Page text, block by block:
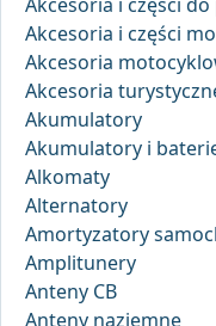
Akcesoria i części
Akcesoria
Akcesoria
Akumulatory
Akumulatory i
Alkomaty
Alternatory
Amortyzatory
Amplitunery
Anteny CB
Anteny naziemne